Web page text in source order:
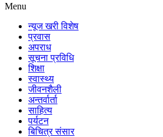
Menu
न्यूज खरी विशेष
प्रवास
अपराध
सूचना प्रविधि
शिक्षा
स्वास्थ्य
जीवनशैली
अन्तर्वार्ता
साहित्य
पर्यटन
बिचित्र संसार